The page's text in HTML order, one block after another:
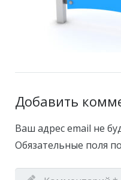
Добавить
Ваш адрес email не
Обязательные поля